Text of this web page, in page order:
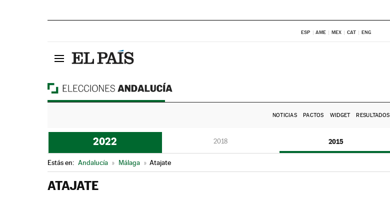
ESP AME MEX CAT ENG
NOTICIAS PACTOS WIDGET RESULTADOS
2022 2018 2015
Estás en: Andalucía » Málaga » Atajate
ATAJATE